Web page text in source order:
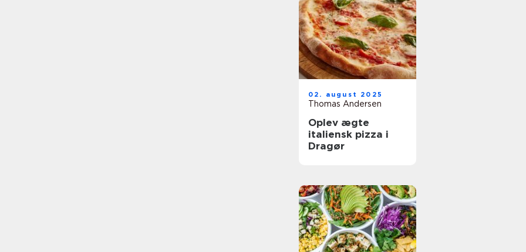
02. august 2025
Thomas Andersen
Oplev ægte
italiensk pizza i
Dragør